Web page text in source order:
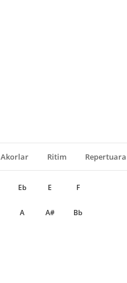
Akorlar Ritim
Eb E F
A A# Bb